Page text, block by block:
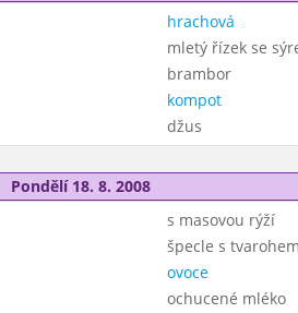
hrachová
mletý řízek se
brambor
kompot
džus
Pondělí 18. 8. 2008
s masovou rýží
špecle s
ovoce
ochucené mléko